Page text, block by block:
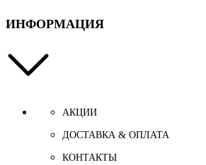
ИНФОРМАЦИЯ
АКЦИИ
ДОСТАВКА & ОПЛАТА
КОНТАКТЫ